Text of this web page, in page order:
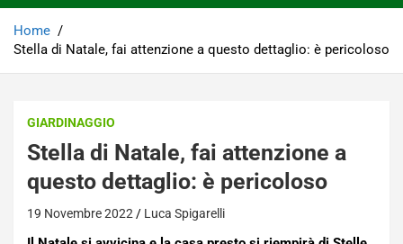
Home
Stella di Natale, fai attenzione a questo dettaglio: è pericoloso
GIARDINAGGIO
Stella di Natale, fai attenzione a
questo dettaglio: è pericoloso
19 Novembre 2022 Luca Spigarelli